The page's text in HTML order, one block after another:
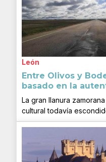
León
Entre Olivos y
basado en la
La gran llanura
cultural todavía